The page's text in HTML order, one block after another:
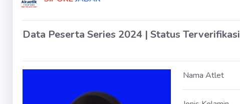
Data Peserta Series 2024 | Status Terverifikasi
Nama Atlet